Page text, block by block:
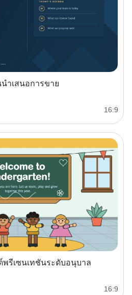
ำเสนอการขาย
16:9
รีเซนเทชันระดับอนุบาล
16:9